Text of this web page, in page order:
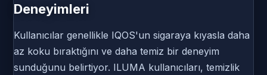
Deneyimleri
Kullanıcılar genellikle IQOS'un sigaraya kıyasla daha
az koku bıraktığını ve daha temiz bir deneyim
sunduğunu belirtiyor. ILUMA kullanıcıları, temizlik